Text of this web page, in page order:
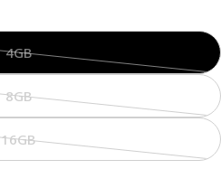
4GB
ვარიანტი
ან
არის
8GB
ვარიანტი
ან
16GB
ვარიანტი